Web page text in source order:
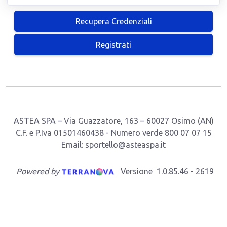
ASTEA SPA – Via Guazzatore, 163 – 60027 Osimo (AN)
C.F. e P.Iva 01501460438 - Numero verde 800 07 07 15
Email: sportello@asteaspa.it
Powered by Versione 1.0.85.46 - 2619